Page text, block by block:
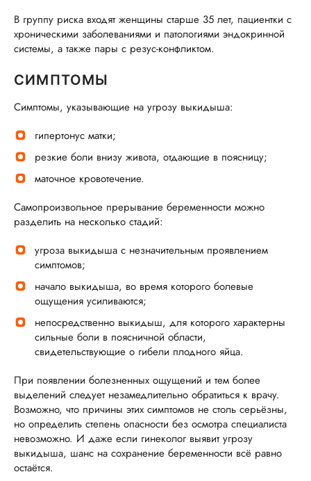
В группу риска входят женщины старше 35 лет, пациентки с
хроническими заболеваниями и патологиями эндокринной
системы, а также пары с резус-конфликтом.
СИМПТОМЫ
Симптомы, указывающие на угрозу выкидыша:
гипертонус матки;
резкие боли внизу живота, отдающие в поясницу;
маточное кровотечение.
Самопроизвольное прерывание беременности можно
разделить на несколько стадий:
угроза выкидыша с незначительным проявлением
симптомов;
начало выкидыша, во время которого болевые
ощущения усиливаются;
непосредственно выкидыш, для которого характерны
сильные боли в поясничной области,
свидетельствующие о гибели плодного яйца.
При появлении болезненных ощущений и тем более
выделений следует незамедлительно обратиться к врачу.
Возможно, что причины этих симптомов не столь серьёзны,
но определить степень опасности без осмотра специалиста
невозможно. И даже если гинеколог выявит угрозу
выкидыша, шанс на сохранение беременности всё равно
остаётся.